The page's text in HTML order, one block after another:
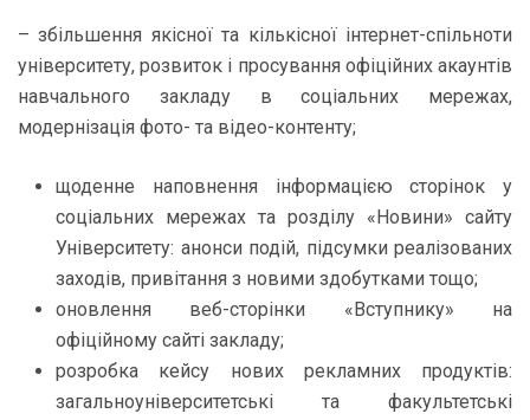
– збільшення якісної та кількісної інтернет-спільноти
університету, розвиток і просування офіційних акаунтів
навчального закладу в соціальних мережах,
модернізація фото- та відео-контенту;
щоденне наповнення інформацією сторінок у
соціальних мережах та розділу «Новини» сайту
Університету: анонси подій, підсумки реалізованих
заходів, привітання з новими здобутками тощо;
оновлення веб-сторінки «Вступнику» на
офіційному сайті закладу;
розробка кейсу нових рекламних продуктів:
загальноуніверситетські та факультетські